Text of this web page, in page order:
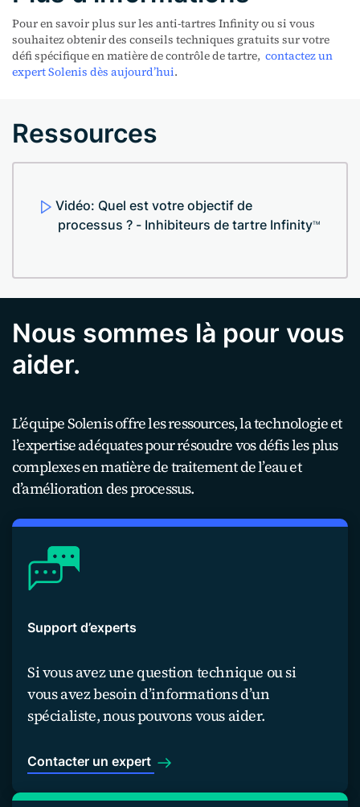
Pour en savoir plus sur les anti-tartres Infinity ou si vous
souhaitez obtenir des conseils techniques gratuits sur votre
défi spécifique en matière de contrôle de tartre, contactez un
expert Solenis dès aujourd’hui.
Ressources
Vidéo: Quel est votre objectif de
processus ? - Inhibiteurs de tartre InfinityTM
Nous sommes là pour vous
aider.
L’équipe Solenis offre les ressources, la technologie et
l’expertise adéquates pour résoudre vos défis les plus
complexes en matière de traitement de l’eau et
d’amélioration des processus.
Support d’experts
Si vous avez une question technique ou si
vous avez besoin d’informations d’un
spécialiste, nous pouvons vous aider.
Contacter un expert